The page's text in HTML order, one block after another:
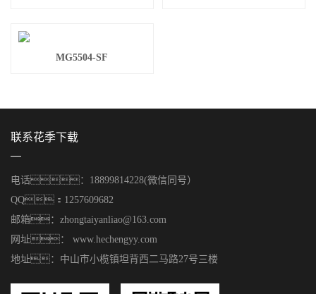
MG5504-SF
联系花季下载
电话：18899814228(微信同号）
QQ：1257609682
邮箱：zhongtaiyanliao@163.com
网址： www.hechengyy.com
地址：中山市小榄镇坦背西二马路27号三楼